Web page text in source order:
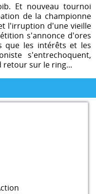
Et nouveau tournoi
de la championne
l'irruption d'une vieille
s'annonce d'ores
que les intérêts et les
s'entrechoquent,
sur le ring...